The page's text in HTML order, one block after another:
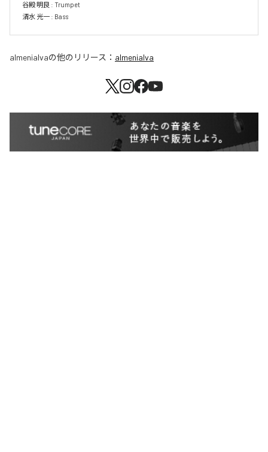
谷殿 明良 : Trumpet
清水 光一 : Bass
almenialvaの他のリリース： almenialva